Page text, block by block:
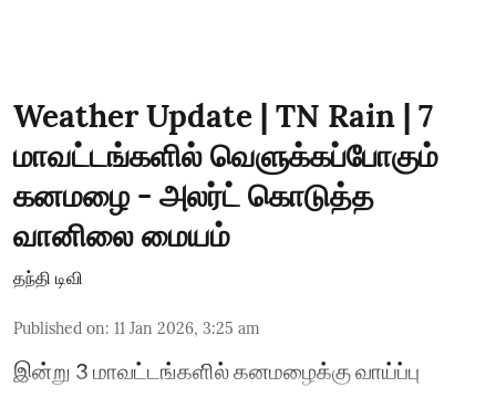
Weather Update | TN Rain | 7
மாவட்டங்களில் வெளுக்கப்போகும்
கனமழை - அலர்ட் கொடுத்த
வானிலை மையம்
தந்தி டிவி
Published on: 11 Jan 2026, 3:25 am
இன்று 3 மாவட்டங்களில் கனமழைக்கு வாய்ப்பு